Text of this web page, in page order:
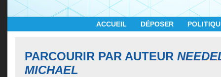
ACCUEIL DÉPOSER
PARCOURIR PAR AUTEUR
MICHAEL